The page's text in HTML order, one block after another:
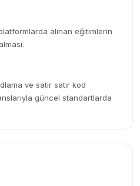
alınan eğitimlerin
ve satır satır kod
güncel standartlarda